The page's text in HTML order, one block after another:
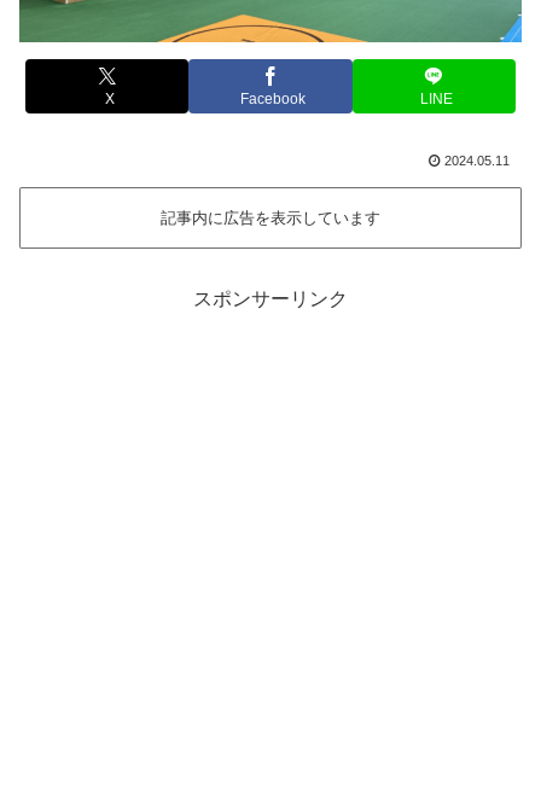
X Facebook LINE
2024.05.11
記事内に広告を表示しています
スポンサーリンク